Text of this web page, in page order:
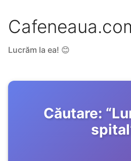
Lucrăm la ea! 😊
Căutare: “
spital